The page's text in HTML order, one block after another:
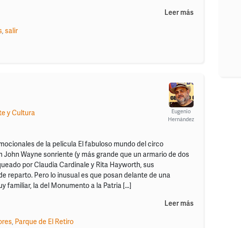
Leer más
,salir
Eugenio
Hernández
y Cultura
de la película El fabuloso mundo del circo
John Wayne sonriente (y más grande que un armario de dos
por Claudia Cardinale y Rita Hayworth, sus
reparto. Pero lo inusual es que posan delante de una
familiar, la del Monumento a la Patria […]
Leer más
Parque de El Retiro